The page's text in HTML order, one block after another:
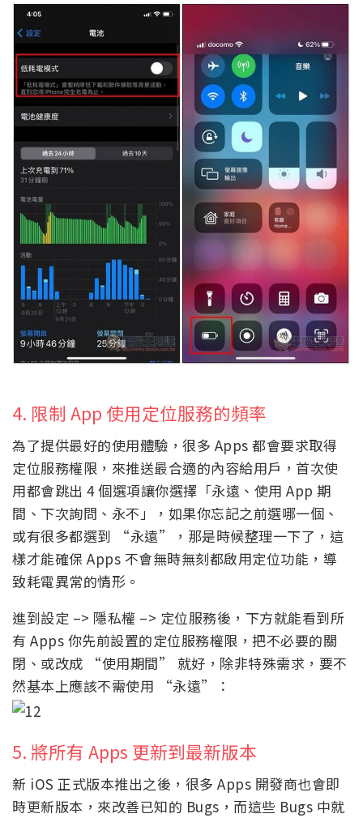
4. 限制 App 使用定位服務的頻率
為了提供最好的使用體驗，很多 Apps 都會要求取得
定位服務權限，來推送最合適的內容給用戶，首次使
用都會跳出 4 個選項讓你選擇「永遠、使用 App 期
間、下次詢問、永不」，如果你忘記之前選哪一個、
或有很多都選到 “永遠”，那是時候整理一下了，這
樣才能確保 Apps 不會無時無刻都啟用定位功能，導
致耗電異常的情形。
進到設定 –> 隱私權 –> 定位服務後，下方就能看到所
有 Apps 你先前設置的定位服務權限，把不必要的關
閉、或改成 “使用期間” 就好，除非特殊需求，要不
然基本上應該不需使用 “永遠”：
5. 將所有 Apps 更新到最新版本
新 iOS 正式版本推出之後，很多 Apps 開發商也會即
時更新版本，來改善已知的 Bugs，而這些 Bugs 中就